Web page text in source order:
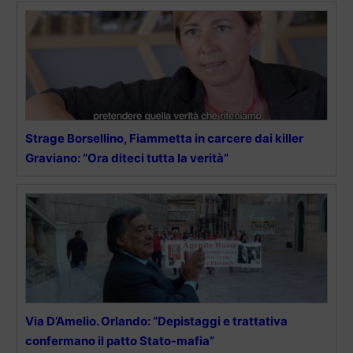
Strage Borsellino, Fiammetta in carcere dai killer
Graviano: “Ora diteci tutta la verità”
Via D’Amelio. Orlando: “Depistaggi e trattativa
confermano il patto Stato-mafia”